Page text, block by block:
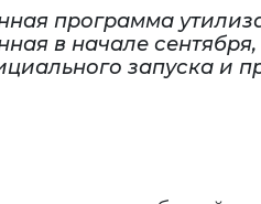
программа
в начале
запуска и